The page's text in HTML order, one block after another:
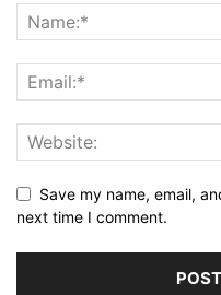
Save my name, email,
next time I comment.